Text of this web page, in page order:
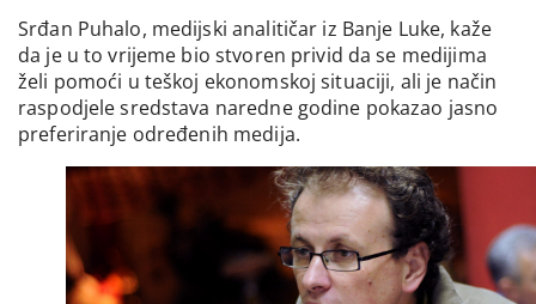
Srđan Puhalo, medijski analitičar iz Banje Luke, kaže
da je u to vrijeme bio stvoren privid da se medijima
želi pomoći u teškoj ekonomskoj situaciji, ali je način
raspodjele sredstava naredne godine pokazao jasno
preferiranje određenih medija.